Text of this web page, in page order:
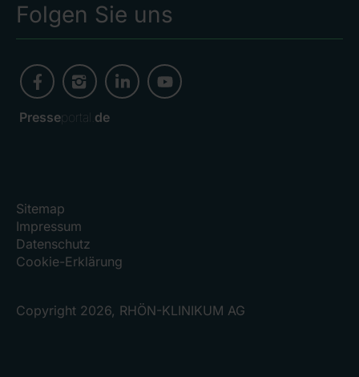
Folgen Sie uns
Presseportal. de
Sitemap
Impressum
Datenschutz
Cookie-Erklärung
Copyright 2026, RHÖN-KLINIKUM AG